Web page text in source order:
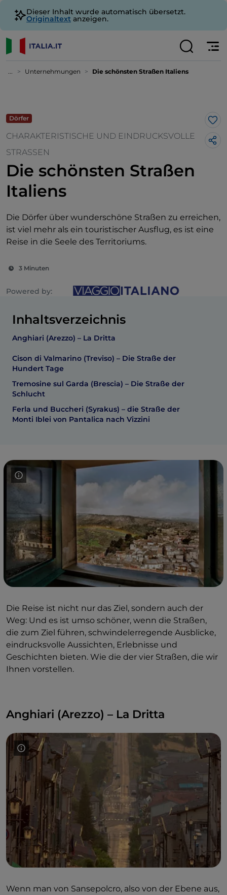
Dieser Inhalt wurde automatisch übersetzt.
Originaltext anzeigen.
... Unternehmungen Die schönsten Straßen Italiens
Dörfer
CHARAKTERISTISCHE UND EINDRUCKSVOLLE
STRASSEN
Die schönsten Straßen
Italiens
Die Dörfer über wunderschöne Straßen zu erreichen,
ist viel mehr als ein touristischer Ausflug, es ist eine
Reise in die Seele des Territoriums.
3 Minuten
Powered by:
Inhaltsverzeichnis
Anghiari (Arezzo) – La Dritta
Cison di Valmarino (Treviso) – Die Straße der
Hundert Tage
Tremosine sul Garda (Brescia) – Die Straße der
Schlucht
Ferla und Buccheri (Syrakus) – die Straße der
Monti Iblei von Pantalica nach Vizzini
Die Reise ist nicht nur das Ziel, sondern auch der
Weg: Und es ist umso schöner, wenn die Straßen,
die zum Ziel führen, schwindelerregende Ausblicke,
eindrucksvolle Aussichten, Erlebnisse und
Geschichten bieten. Wie die der vier Straßen, die wir
Ihnen vorstellen.
Anghiari (Arezzo) – La Dritta
Wenn man von Sansepolcro, also von der Ebene aus,